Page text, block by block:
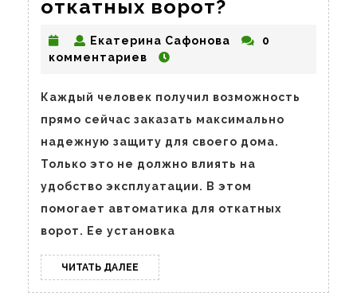
откатных ворот?
интересна
автоматика
откатных
ворот?
Екатерина Сафонова Екатерина
0
комментариев
Каждый человек получил возможность
прямо сейчас заказать максимально
надежную защиту для своего дома.
Только это не должно влиять на
удобство эксплуатации. В этом
помогает автоматика для откатных
ворот. Ее установка
ЧИТАТЬ ДАЛЕЕ ЧИТАТЬ
ДАЛЕЕ